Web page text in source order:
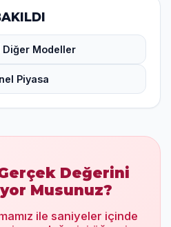
Diğer Modeller
Piyasa
Gerçek Değerini
Musunuz?
ile saniyeler içinde